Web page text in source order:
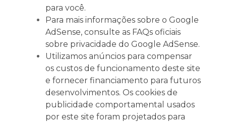
para você.
Para mais informações sobre o Google
AdSense, consulte as FAQs oficiais
sobre privacidade do Google AdSense.
Utilizamos anúncios para compensar
os custos de funcionamento deste site
e fornecer financiamento para futuros
desenvolvimentos. Os cookies de
publicidade comportamental usados ​​
por este site foram projetados para